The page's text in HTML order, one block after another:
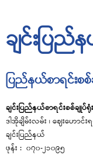
ချင်းပြည်
ပြည်နယ်စာရင်းစစ်
ချင်းပြည်နယ်စာရင်းစစ်ချုပ်ရုံး
ဒါအိုချိမ်းလမ်း ၊ ဈေးဟောင်
ချင်းပြည်နယ်
ဖုန်း : ၀၇၀-၂၁၀၉၅